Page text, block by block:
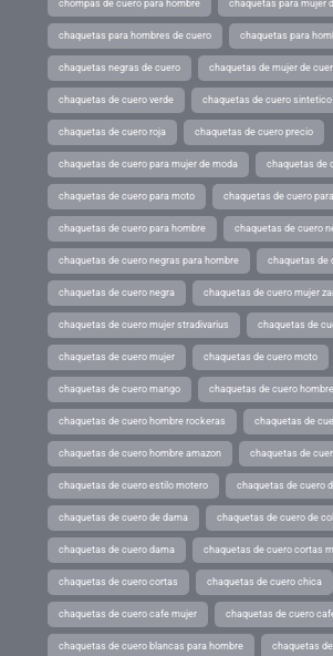
chompas de cuero para hombre chaquetas para mujer
chaquetas para hombres de cuero chaquetas para
chaquetas negras de cuero chaquetas de mujer de
chaquetas de cuero verde chaquetas de cuero
chaquetas de cuero roja chaquetas de cuero precio
chaquetas de cuero para mujer de moda chaquetas de
chaquetas de cuero para moto chaquetas de cuero
chaquetas de cuero para hombre chaquetas de cuero
chaquetas de cuero negras para hombre chaquetas de
chaquetas de cuero negra chaquetas de cuero mujer
chaquetas de cuero mujer stradivarius chaquetas de
chaquetas de cuero mujer chaquetas de cuero moto
chaquetas de cuero mango chaquetas de cuero
chaquetas de cuero hombre rockeras chaquetas de
chaquetas de cuero hombre amazon chaquetas de
chaquetas de cuero estilo motero chaquetas de cuero
chaquetas de cuero de dama chaquetas de cuero de
chaquetas de cuero dama chaquetas de cuero cortas
chaquetas de cuero cortas chaquetas de cuero chica
chaquetas de cuero cafe mujer chaquetas de cuero
chaquetas de cuero blancas para hombre chaquetas